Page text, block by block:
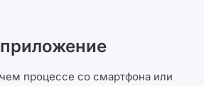
процессе со смартфона или